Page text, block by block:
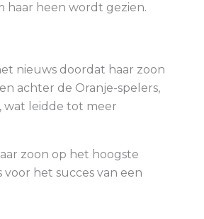
haar heen wordt gezien.
nieuws doordat haar zoon
achter de Oranje-spelers,
wat leidde tot meer
zoon op het hoogste
het succes van een